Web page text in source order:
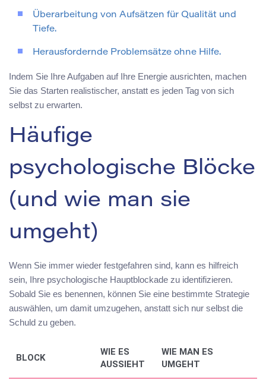
Überarbeitung von Aufsätzen für Qualität und
Tiefe.
Herausfordernde Problemsätze ohne Hilfe.
Indem Sie Ihre Aufgaben auf Ihre Energie ausrichten, machen
Sie das Starten realistischer, anstatt es jeden Tag von sich
selbst zu erwarten.
Häufige
psychologische Blöcke
(und wie man sie
umgeht)
Wenn Sie immer wieder festgefahren sind, kann es hilfreich
sein, Ihre psychologische Hauptblockade zu identifizieren.
Sobald Sie es benennen, können Sie eine bestimmte Strategie
auswählen, um damit umzugehen, anstatt sich nur selbst die
Schuld zu geben.
BLOCK
WIE ES
AUSSIEHT
WIE MAN ES
UMGEHT